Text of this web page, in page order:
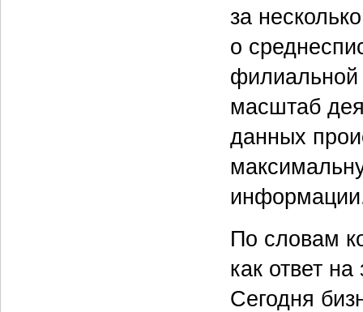
за
о
филиальной
масштаб
данных
По словам
как ответ
Сегодня